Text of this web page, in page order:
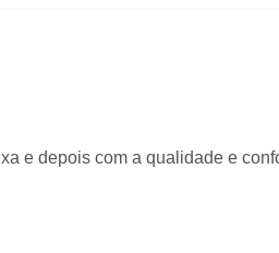
e depois com a qualidade e